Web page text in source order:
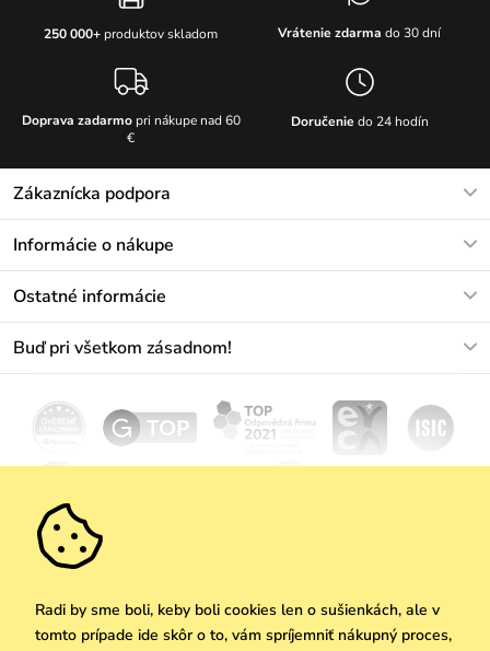
250 000+ produktov skladom Vrátenie zdarma do 30 dní
Doprava zadarmopri nákupe nad 60
€
Doručenie do 24 hodín
Zákaznícka podpora
info@vuch.sk
Informácie o nákupe
Materiály a údržba
Vrátenie a reklamácia
Ostatné informácie
Darčekové poukazy
We Care
Vuchlook
Predajne
Buď pri všetkom zásadnom!
Odoberať
Radi by sme boli, keby boli cookies len o sušienkách, ale v
tomto prípade ide skôr o to, vám spríjemniť nákupný proces,